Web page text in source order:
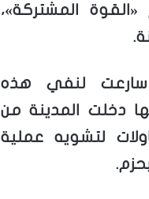
المشتركة»،
سارعت لنفي هذه
دخلت المدينة من
لتشويه عملية